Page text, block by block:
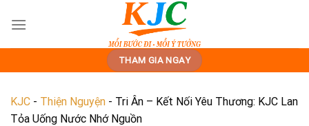
THAM GIA NGAY
KJC - Thiện Nguyện - Tri Ân – Kết Nối Yêu Thương: KJC Lan
Tỏa Uống Nước Nhớ Nguồn